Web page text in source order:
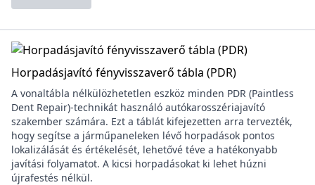
Horpadásjavító fényvisszaverő tábla (PDR)
A vonaltábla nélkülözhetetlen eszköz minden PDR (Paintless
Dent Repair)-technikát használó autókarosszériajavító
szakember számára. Ezt a táblát kifejezetten arra tervezték,
hogy segítse a járműpaneleken lévő horpadások pontos
lokalizálását és értékelését, lehetővé téve a hatékonyabb
javítási folyamatot. A kicsi horpadásokat ki lehet húzni
újrafestés nélkül.